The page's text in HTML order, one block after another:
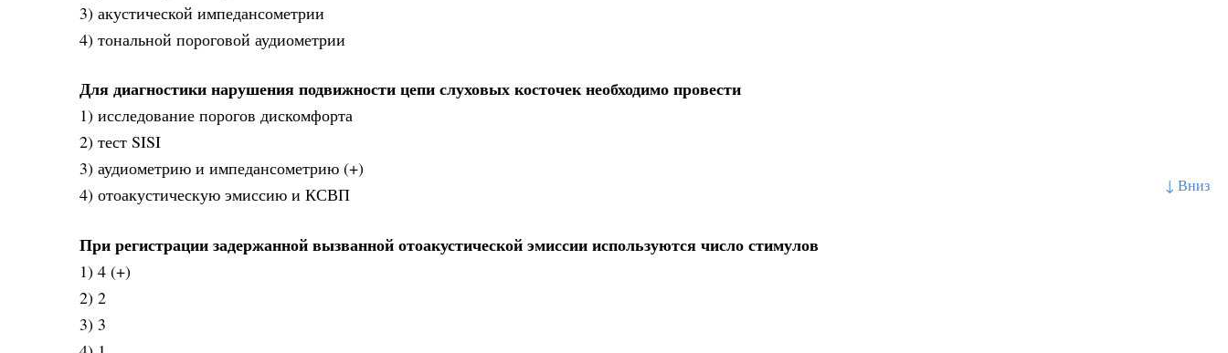
↓ Вниз
3) акустической импедансометрии
4) тональной пороговой аудиометрии
Для диагностики нарушения подвижности цепи слуховых косточек необходимо провести
1) исследование порогов дискомфорта
2) тест SISI
3) аудиометрию и импедансометрию (+)
4) отоакустическую эмиссию и КСВП
При регистрации задержанной вызванной отоакустической эмиссии используются число стимулов
1) 4 (+)
2) 2
3) 3